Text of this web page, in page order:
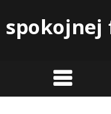
spokojnej